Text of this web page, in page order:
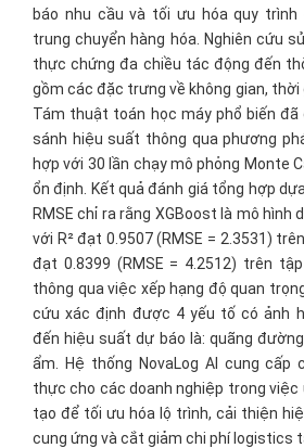
báo nhu cầu và tối ưu hóa quy
trung chuyển hàng hóa. Nghiên cứu
thực chứng đa chiều tác động đến
gồm các đặc trưng về không gian, thời
Tám thuật toán học máy phổ biến
sánh hiệu suất thông qua phương
hợp với 30 lần chạy mô phỏng Monte
ổn định. Kết quả đánh giá tổng hợp
RMSE chỉ ra rằng XGBoost là mô hình
với R² đạt 0.9507 (RMSE = 2.3531)
đạt 0.8399 (RMSE = 4.2512) trên
thông qua việc xếp hạng độ quan
cứu xác định được 4 yếu tố có ảnh
đến hiệu suất dự báo là: quãng
ẩm. Hệ thống NovaLog AI cung
thực cho các doanh nghiệp trong việc
tạo để tối ưu hóa lộ trình, cải thiện
cung ứng và cắt giảm chi phí logistics